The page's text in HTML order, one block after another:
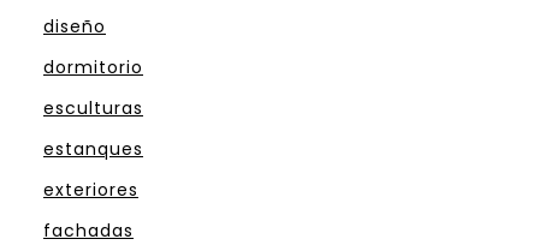
diseño
dormitorio
esculturas
estanques
exteriores
fachadas